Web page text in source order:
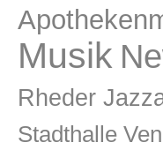
Musik
Rheder
Stadthalle